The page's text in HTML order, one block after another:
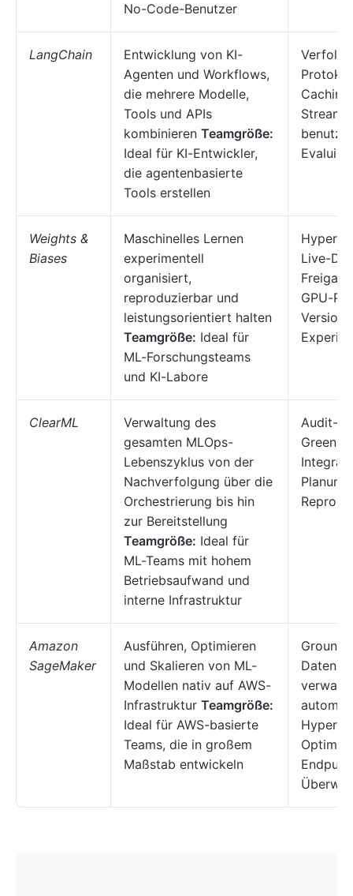
No-Code-Benutzer
LangChain
Entwicklung von KI-
Agenten und Workflows,
die mehrere Modelle,
Tools und APIs
kombinieren Teamgröße:
Ideal für KI-Entwickler,
die agentenbasierte
Tools erstellen
Weights &
Biases
Maschinelles Lernen
experimentell
organisiert,
reproduzierbar und
leistungsorientiert halten
Teamgröße: Ideal für
ML-Forschungsteams
und KI-Labore
Live-
GPU-
ClearML
Verwaltung des
gesamten MLOps-
Lebenszyklus von der
Nachverfolgung über die
Orchestrierung bis hin
zur Bereitstellung
Teamgröße: Ideal für
ML-Teams mit hohem
Betriebsaufwand und
interne Infrastruktur
Audit-
Green-
Amazon
SageMaker
Ausführen, Optimieren
und Skalieren von ML-
Modellen nativ auf AWS-
Infrastruktur Teamgröße:
Ideal für AWS-basierte
Teams, die in großem
Maßstab entwickeln
Ground